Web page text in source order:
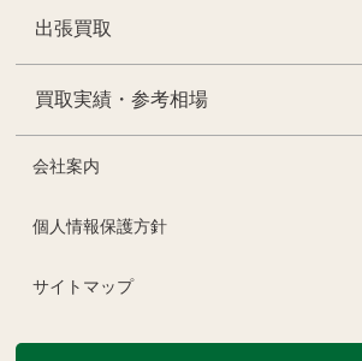
出張買取
買取実績・参考相場
会社案内
個人情報保護方針
サイトマップ